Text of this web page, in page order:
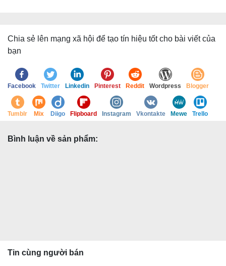
Chia sẻ lên mạng xã hội để tạo tín hiệu tốt cho bài viết của
bạn
Facebook Twitter Linkedin Pinterest Reddit Wordpress Blogger
Tumblr Mix Diigo Flipboard Instagram Vkontakte Mewe Trello
Bình luận về sản phẩm:
Tin cùng người bán